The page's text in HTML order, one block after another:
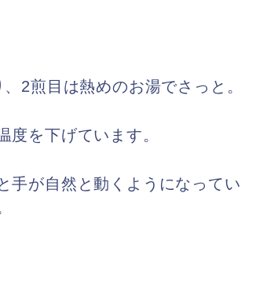
2煎目は熱めのお湯でさっと。
度を下げています。
手が自然と動くようになってい